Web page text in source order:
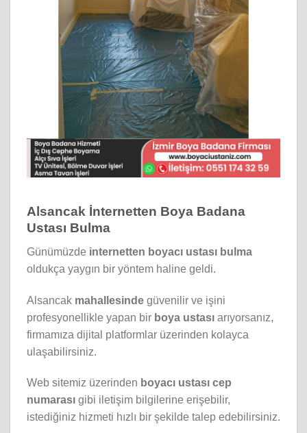
Alsancak İnternetten Boya Badana
Ustası Bulma
Günümüzde internetten boyacı ustası bulma
oldukça yaygın bir yöntem haline geldi.
Alsancak mahallesinde güvenilir ve işini
profesyonellikle yapan bir boya ustası arıyorsanız,
firmamıza dijital platformlar üzerinden kolayca
ulaşabilirsiniz.
Web sitemiz üzerinden boyacı ustası cep
numarası gibi iletişim bilgilerine erişebilir,
istediğiniz hizmeti hızlı bir şekilde talep edebilirsiniz.